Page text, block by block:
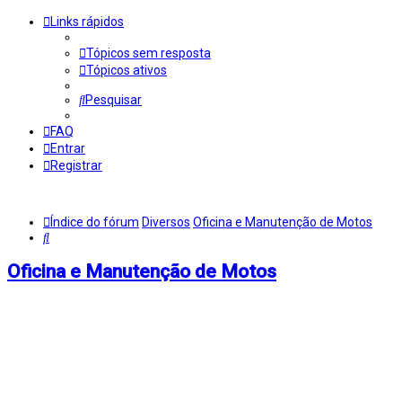
Links rápidos
Tópicos sem resposta
Tópicos ativos
Pesquisar
FAQ
Entrar
Registrar
Índice do fórum Diversos Oficina e Manutenção de Motos
Pesquisar
Oficina e Manutenção de Motos